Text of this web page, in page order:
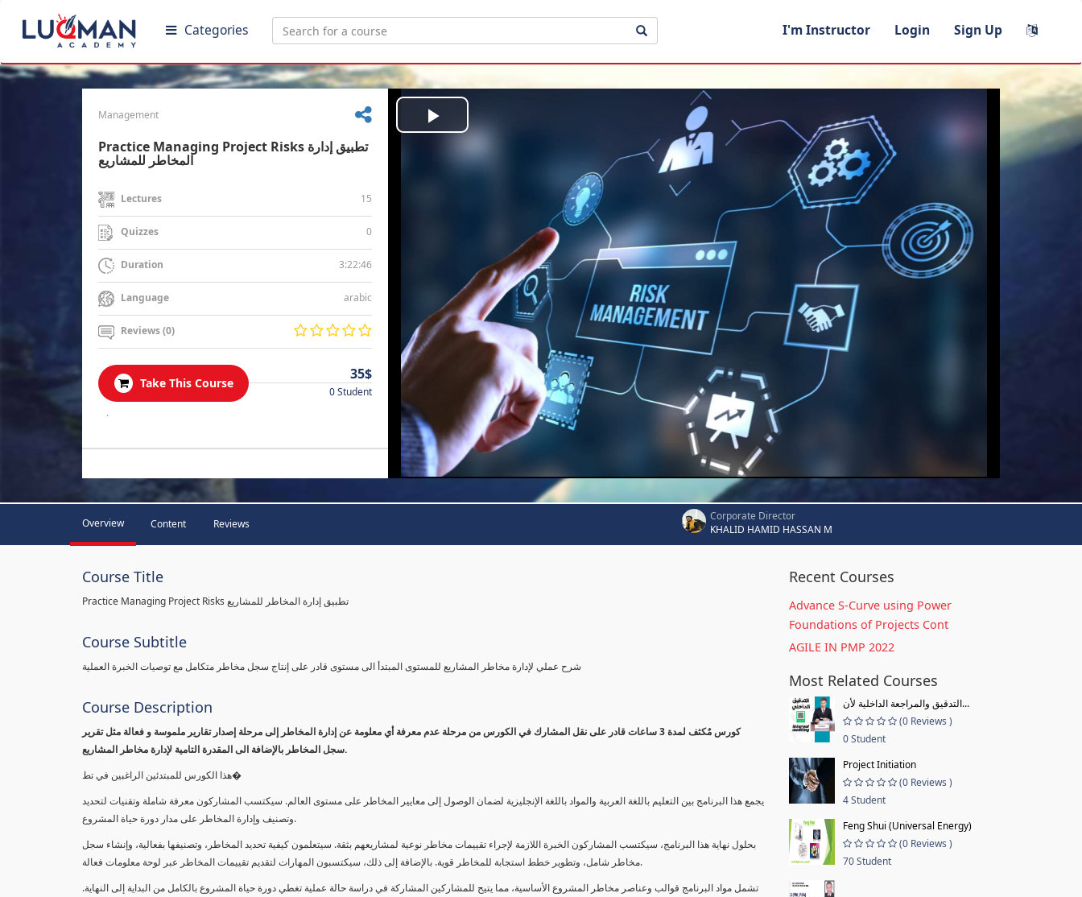
Categories I'm Instructor Login Sign Up
Management
Practice Managing Project Risks تطبيق إدارة
المخاطر للمشاريع
Lectures 15
Quizzes 0
Duration 3:22:46
Language arabic
Reviews (0)
Take This Course
35$
0 Student
.
Play
Video
Overview Content Reviews
Corporate Director
KHALID HAMID HASSAN M
Course Title
Practice Managing Project Risks تطبيق إدارة المخاطر للمشاريع
Course Subtitle
شرح عملي لإدارة مخاطر المشاريع للمستوى المبتدأ الى مستوى قادر على إنتاج سجل مخاطر متكامل مع توصيات الخبرة العملية
Course Description
كورس مٌكثف لمدة 3 ساعات قادر على نقل المشارك في الكورس من مرحلة عدم معرفة أي معلومة عن إدارة المخاطر إلى مرحلة إصدار تقارير ملموسة و فعالة مثل تقرير
سجل المخاطر بالإضافة الى المقدرة التامية لإدارة مخاطر المشاريع.
هذا الكورس للمبتدئين الراغبين في تط�
يجمع هذا البرنامج بين التعليم باللغة العربية والمواد باللغة الإنجليزية لضمان الوصول إلى معايير المخاطر على مستوى العالم. سيكتسب المشاركون معرفة شاملة وتقنيات لتحديد
وتصنيف وإدارة المخاطر على مدار دورة حياة المشروع.
بحلول نهاية هذا البرنامج، سيكتسب المشاركون الخبرة اللازمة لإجراء تقييمات مخاطر نوعية لمشاريعهم بثقة. سيتعلمون كيفية تحديد المخاطر، وتصنيفها بفعالية، وإنشاء سجل
مخاطر شامل، وتطوير خطط استجابة للمخاطر قوية. بالإضافة إلى ذلك، سيكتسبون المهارات لتقديم تقييمات المخاطر عبر لوحة معلومات فعالة.
تشمل مواد البرنامج قوالب وعناصر مخاطر المشروع الأساسية، مما يتيح للمشاركين المشاركة في دراسة حالة عملية تغطي دورة حياة المشروع بالكامل من البداية إلى النهاية.
Recent Courses
Advance S-Curve using Power
Foundations of Projects Cont
AGILE IN PMP 2022
Most Related Courses
التدقيق والمراجعة الداخلية لأن...
(0 Reviews )
0 Student
Project Initiation
(0 Reviews )
4 Student
Feng Shui (Universal Energy)
(0 Reviews )
70 Student